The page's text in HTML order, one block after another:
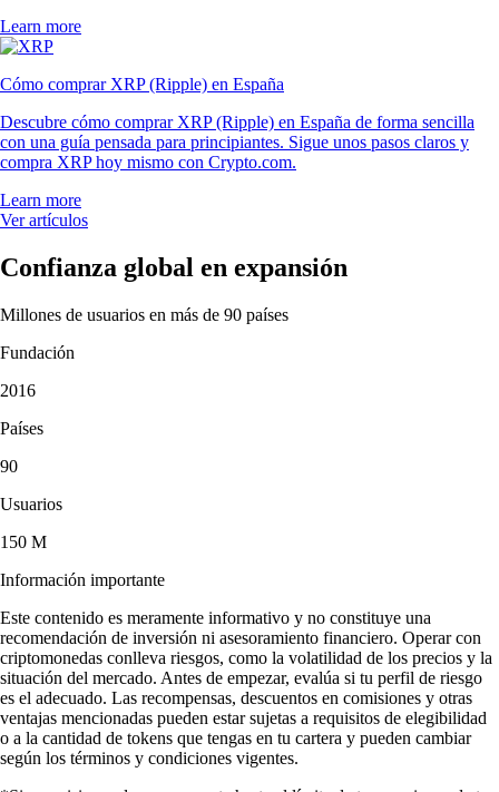
Learn more
Cómo comprar XRP (Ripple) en España
Descubre cómo comprar XRP (Ripple) en España de forma sencilla
con una guía pensada para principiantes. Sigue unos pasos claros y
compra XRP hoy mismo con Crypto.com.
Learn more
Ver artículos
Confianza global en expansión
Millones de usuarios en más de 90 países
Fundación
2016
Países
90
Usuarios
150 M
Información importante
Este contenido es meramente informativo y no constituye una
recomendación de inversión ni asesoramiento financiero. Operar con
criptomonedas conlleva riesgos, como la volatilidad de los precios y la
situación del mercado. Antes de empezar, evalúa si tu perfil de riesgo
es el adecuado. Las recompensas, descuentos en comisiones y otras
ventajas mencionadas pueden estar sujetas a requisitos de elegibilidad
o a la cantidad de tokens que tengas en tu cartera y pueden cambiar
según los términos y condiciones vigentes.